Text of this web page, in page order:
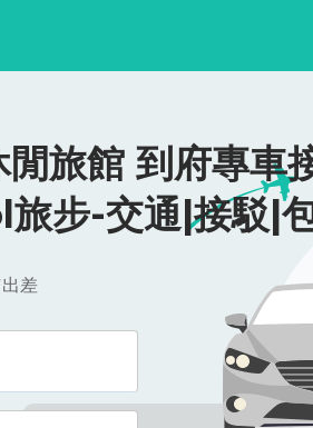
旅館 到府專車
步-交通|接駁|
差